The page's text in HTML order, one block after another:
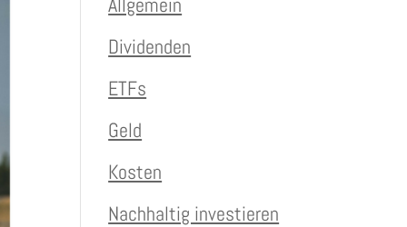
Dividenden
ETFs
Geld
Kosten
Nachhaltig investieren